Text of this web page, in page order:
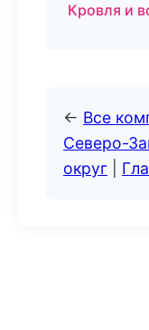
Кровля и
← Все
Северо-
округ